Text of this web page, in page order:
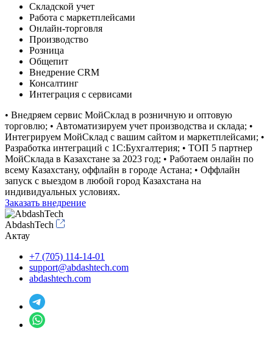
Складской учет
Работа с маркетплейсами
Онлайн-торговля
Производство
Розница
Общепит
Внедрение CRM
Консалтинг
Интеграция с сервисами
• Внедряем сервис МойСклад в розничную и оптовую
торговлю; • Автоматизируем учет производства и склада; •
Интегрируем МойСклад с вашим сайтом и маркетплейсами; •
Разработка интеграций с 1С:Бухгалтерия; • ТОП 5 партнер
МойСклада в Казахстане за 2023 год; • Работаем онлайн по
всему Казахстану, оффлайн в городе Астана; • Оффлайн
запуск с выездом в любой город Казахстана на
индивидуальных условиях.
Заказать внедрение
AbdashTech
Актау
+7 (705) 114-14-01
support@abdashtech.com
abdashtech.com